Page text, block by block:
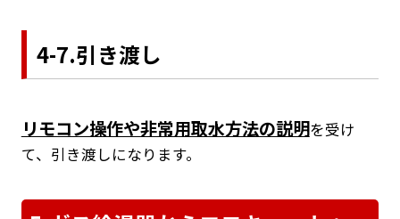
4-7.引き渡し
リモコン操作や非常用取水方法の説明を受け
て、引き渡しになります。